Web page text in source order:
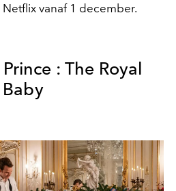
Netflix vanaf 1 december.
: The Royal
Baby